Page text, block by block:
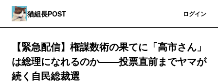
猫組長POST ログイン
【緊急配信】権謀数術の果てに「高市さん」
は総理になれるのか――投票直前までヤマが
続く自民総裁選